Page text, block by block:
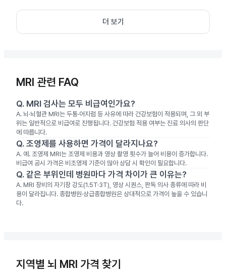
더 보기
MRI 관련 FAQ
Q. MRI 검사는 모두 비급여인가요?
A. 뇌·뇌혈관 MRI는 두통·어지럼 등 사유에 따라 건강보험이 적용되며, 그 외 부
위는 일반적으로 비급여로 진행됩니다. 건강보험 적용 여부는 진료 의사의 판단
에 따릅니다.
Q. 조영제를 사용하면 가격이 달라지나요?
A. 예. 조영제 MRI는 조영제 비용과 영상 촬영 횟수가 늘어 비용이 증가합니다.
비급여 공시 가격은 비조영제 기준이 많아 상담 시 확인이 필요합니다.
Q. 같은 부위인데 병원마다 가격 차이가 큰 이유는?
A. MRI 장비의 자기장 강도(1.5T·3T), 영상 시퀀스, 판독 의사 종류에 따라 비
용이 달라집니다. 종합병원·상급종합병원은 상대적으로 가격이 높을 수 있습니
다.
지역별 뇌 MRI 가격 찾기